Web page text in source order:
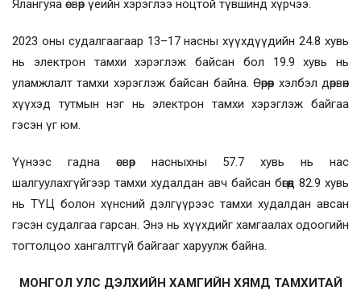
Ялангуяа өсвөр үеийн хэрэглээ ноцтой түвшинд хүрчээ.
2023 оны судалгаагаар 13–17 насны хүүхдүүдийн 24.8 хувь
нь электрон тамхи хэрэглэж байсан бол 19.9 хувь нь
уламжлалт тамхи хэрэглэж байсан байна. Өөрөөр хэлбэл дөрвөн
хүүхэд тутмын нэг нь электрон тамхи хэрэглэж байгаа
гэсэн үг юм.
Үүнээс гадна өсвөр насныхны 57.7 хувь нь нас
шалгуулахгүйгээр тамхи худалдан авч байсан бөгөөд 82.9 хувь
нь ТҮЦ болон хүнсний дэлгүүрээс тамхи худалдан авсан
гэсэн судалгаа гарсан. Энэ нь хүүхдийг хамгаалах одоогийн
тогтолцоо хангалтгүй байгааг харуулж байна.
МОНГОЛ УЛС ДЭЛХИЙН ХАМГИЙН ХЯМД ТАМХИТАЙ